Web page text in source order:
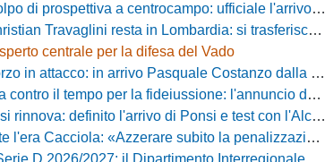
di prospettiva a centrocampo: ufficiale l'arrivo di Bilal Khamlich
Travaglini resta in Lombardia: si trasferisce in Serie D
centrale per la difesa del Vado
in attacco: in arrivo Pasquale Costanzo dalla Paganese
tempo per la fideiussione: l'annuncio della società e le ragioni dello slittamento
rinnova: definito l'arrivo di Ponsi e test con l'Alcione
Cacciola: «Azzerare subito la penalizzazione, saremo camaleontici»